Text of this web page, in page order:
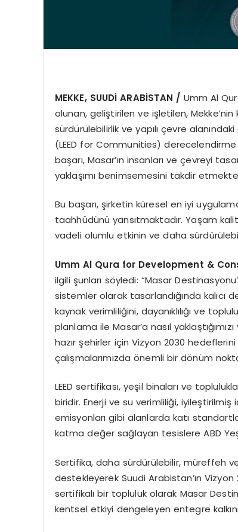
MEKKE, SUUDİ ARABİSTAN / Umm Al
olunan, geliştirilen ve işletilen,
sürdürülebilirlik ve yapılı çevre
(LEED for Communities) derecelendirme
başarı, Masar’ın insanları ve çevreyi
yaklaşımı benimsemesini takdir
Bu başarı, şirketin küresel en iyi
taahhüdünü yansıtmaktadır. Yaşam
vadeli olumlu etkinin ve daha
Umm Al Qura for Development &
ilgili şunları söyledi: “Masar
sistemler olarak tasarlandığında kalıcı
kaynak verimliliğini, dayanıklılığı ve
planlama ile Masar’a nasıl
hazır şehirler için Vizyon 2030
çalışmalarımızda önemli bir dönüm
LEED sertifikası, yeşil binaları ve
biridir. Enerji ve su verimliliği,
emisyonları gibi alanlarda katı
katma değer sağlayan tesislere ABD
Sertifika, daha sürdürülebilir, müreffeh
destekleyerek Suudi Arabistan’ın Vizyon
sertifikalı bir topluluk olarak Masar
kentsel etkiyi dengeleyen entegre